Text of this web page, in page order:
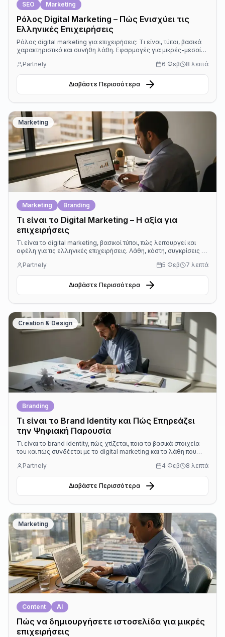
SEO Marketing
Ρόλος Digital Marketing – Πώς Ενισχύει τις
Ελληνικές Επιχειρήσεις
Ρόλος digital marketing για επιχειρήσεις: Τι είναι, τύποι, βασικά
χαρακτηριστικά και συνήθη λάθη. Εφαρμογές για μικρές-μεσαίες
Partnely
6 Φεβ 8 λεπτά
Διαβάστε Περισσότερα
Marketing
Marketing Branding
Τι είναι το Digital Marketing – Η αξία για
επιχειρήσεις
Τι είναι το digital marketing, βασικοί τύποι, πώς λειτουργεί και
οφέλη για τις ελληνικές επιχειρήσεις. Λάθη, κόστη, συγκρίσεις με
Partnely
5 Φεβ 7 λεπτά
Διαβάστε Περισσότερα
Creation & Design
Branding
Τι είναι το Brand Identity και Πώς Επηρεάζει
την Ψηφιακή Παρουσία
Τι είναι το brand identity, πώς χτίζεται, ποια τα βασικά στοιχεία
του και πώς συνδέεται με το digital marketing και τα λάθη που
Partnely
4 Φεβ 8 λεπτά
Διαβάστε Περισσότερα
Marketing
Content AI
Πώς να δημιουργήσετε ιστοσελίδα για μικρές
επιχειρήσεις